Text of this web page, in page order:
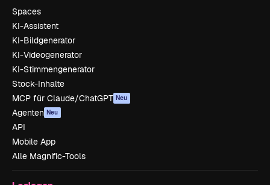
Spaces
KI-Assistent
KI-Bildgenerator
KI-Videogenerator
KI-Stimmengenerator
Stock-Inhalte
MCP für Claude/ChatGPT Neu
Agenten Neu
API
Mobile App
Alle Magnific-Tools